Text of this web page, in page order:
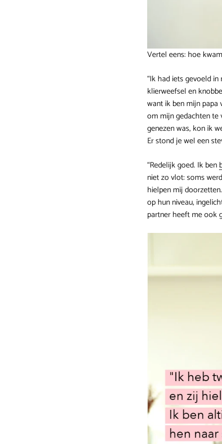
Vertel eens: hoe
“Ik had iets gevoeld
klierweefsel en
want ik ben mijn
om mijn gedachten te
genezen was, kon ik
Er stond je wel een
“Redelijk goed. Ik ben
niet zo vlot: soms
hielpen mij
op hun niveau,
partner heeft me ook